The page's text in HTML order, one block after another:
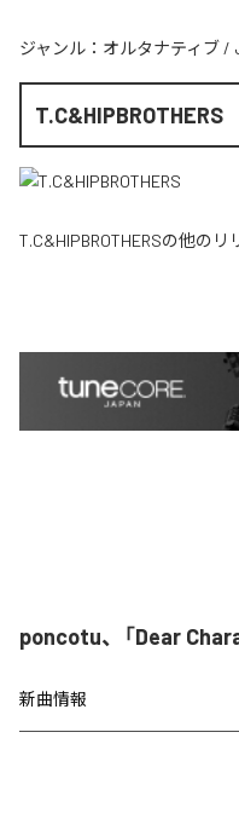
ジャンル： オルタナティブ /
T.C&HIPBROTHERS
T.C&HIPBROTHERSの他のリ
poncotu、「Dear
新曲情報